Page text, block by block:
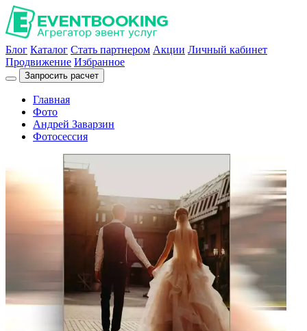
Блог Каталог Стать партнером Акции Личный кабинет
Продвижение Избранное
Запросить расчет
Главная
Фото
Андрей Заварзин
Фотосессия